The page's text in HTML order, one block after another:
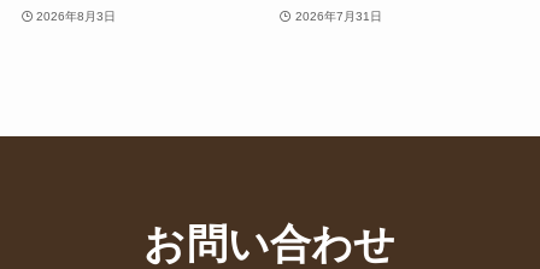
2026年8月3日 2026年7月31日
お問い合わせ